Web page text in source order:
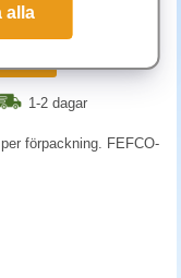
1-2 dagar
förpackning. FEFCO-
alla